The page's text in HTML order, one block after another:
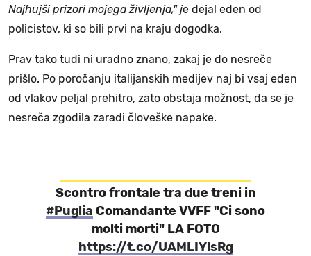
Najhujši prizori mojega življenja," je dejal eden od
policistov, ki so bili prvi na kraju dogodka.
Prav tako tudi ni uradno znano, zakaj je do nesreče
prišlo. Po poročanju italijanskih medijev naj bi vsaj eden
od vlakov peljal prehitro, zato obstaja možnost, da se je
nesreča zgodila zaradi človeške napake.
Scontro frontale tra due treni in
#Puglia Comandante VVFF "Ci sono
molti morti" LA FOTO
https://t.co/UAMLIYlsRg